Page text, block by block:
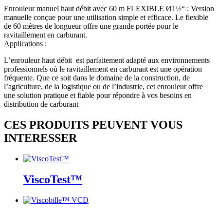
Enrouleur manuel haut débit avec 60 m FLEXIBLE Ø1½“ : Version
manuelle conçue pour une utilisation simple et efficace. Le flexible
de 60 mètres de longueur offre une grande portée pour le
ravitaillement en carburant.
Applications :
L’enrouleur haut débit est parfaitement adapté aux environnements
professionnels où le ravitaillement en carburant est une opération
fréquente. Que ce soit dans le domaine de la construction, de
l’agriculture, de la logistique ou de l’industrie, cet enrouleur offre
une solution pratique et fiable pour répondre à vos besoins en
distribution de carburant
CES PRODUITS PEUVENT VOUS
INTERESSER
ViscoTest™